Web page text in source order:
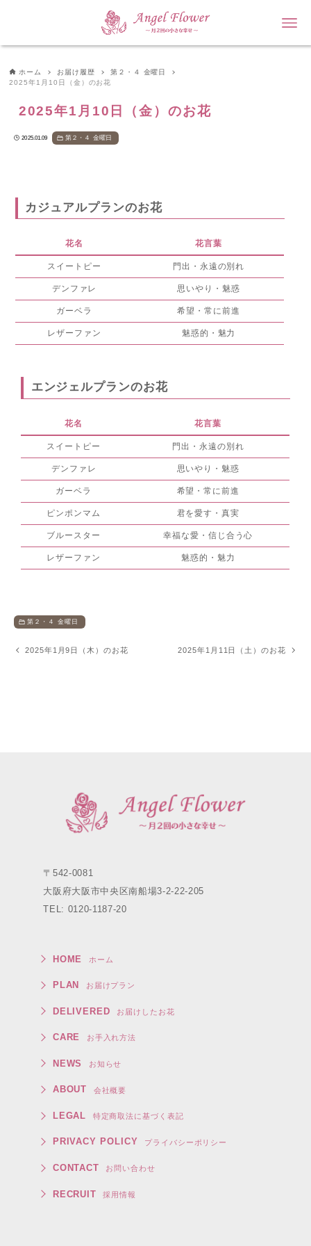
ホーム お届け履歴
第２・４ 金曜日
2025年1月10日（金）のお花
2025年1月10日（金）のお花
2025.01.09 第２・４ 金曜日
カジュアルプランのお花
花名 花言葉
スイートピー 門出・永遠の別れ
デンファレ 思いやり・魅惑
ガーベラ 希望・常に前進
レザーファン 魅惑的・魅力
エンジェルプランのお花
花名 花言葉
スイートピー 門出・永遠の別れ
デンファレ 思いやり・魅惑
ガーベラ 希望・常に前進
ピンポンマム 君を愛す・真実
ブルースター 幸福な愛・信じ合う心
レザーファン 魅惑的・魅力
第２・４ 金曜日
2025年1月9日（木）のお花 2025年1月11日（土）のお花
〒542-0081
大阪府大阪市中央区南船場3-2-22-205
TEL: 0120-1187-20
HOME ホーム
PLAN お届けプラン
DELIVERED お届けしたお花
CARE お手入れ方法
NEWS お知らせ
ABOUT 会社概要
LEGAL 特定商取法に基づく表記
PRIVACY POLICY プライバシーポリシー
CONTACT お問い合わせ
RECRUIT 採用情報